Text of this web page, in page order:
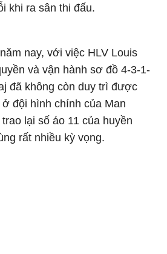
khi ra sân thi đấu.
nay, với việc HLV Louis
và vận hành sơ đồ 4-3-1-
đã không còn duy trì được
đội hình chính của Man
lại số áo 11 của huyền
rất nhiều kỳ vọng.